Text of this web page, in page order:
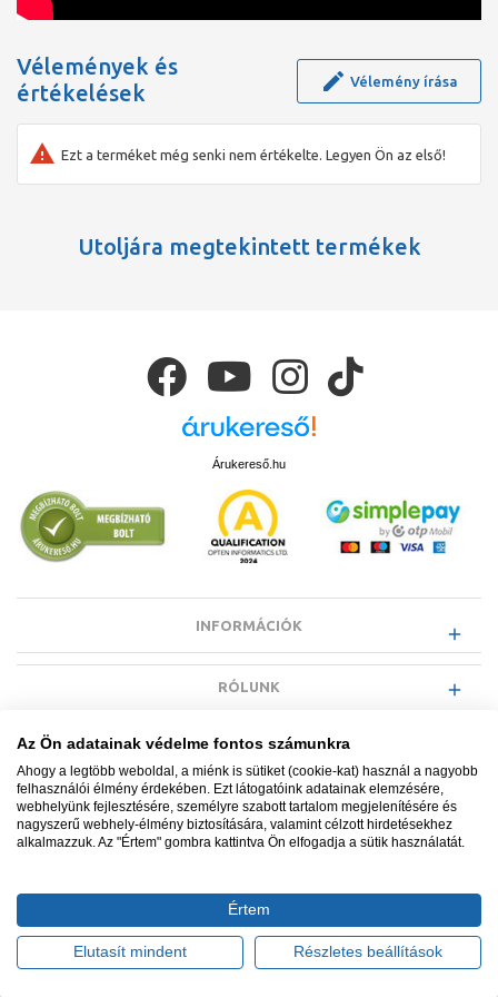
Vélemények és
értékelések
Vélemény írása
Ezt a terméket még senki nem értékelte. Legyen Ön az első!
Utoljára megtekintett termékek
Árukereső.hu
INFORMÁCIÓK
RÓLUNK
EGYÉB INFORMÁCIÓK
VÁSÁRLÓI INFORMÁCIÓK
Minden jog fenntartva. © Adatkezelés nyilvántartási száma NAIH-
Ügyfélszolgálat: +36 1 700 3500
Az Ön adatainak védelme fontos számunkra
Ahogy a legtöbb weboldal, a miénk is sütiket (cookie-kat) használ a nagyobb
felhasználói élmény érdekében. Ezt látogatóink adatainak elemzésére,
webhelyünk fejlesztésére, személyre szabott tartalom megjelenítésére és
nagyszerű webhely-élmény biztosítására, valamint célzott hirdetésekhez
alkalmazzuk. Az "Értem" gombra kattintva Ön elfogadja a sütik használatát.
Értem
Elutasít mindent Részletes beállítások